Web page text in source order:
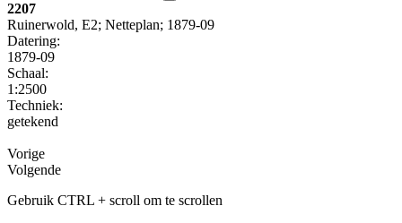
2207
Ruinerwold, E2; Netteplan; 1879-09
Datering:
1879-09
Schaal:
1:2500
Techniek:
getekend
Vorige
Volgende
Gebruik CTRL + scroll om te scrollen